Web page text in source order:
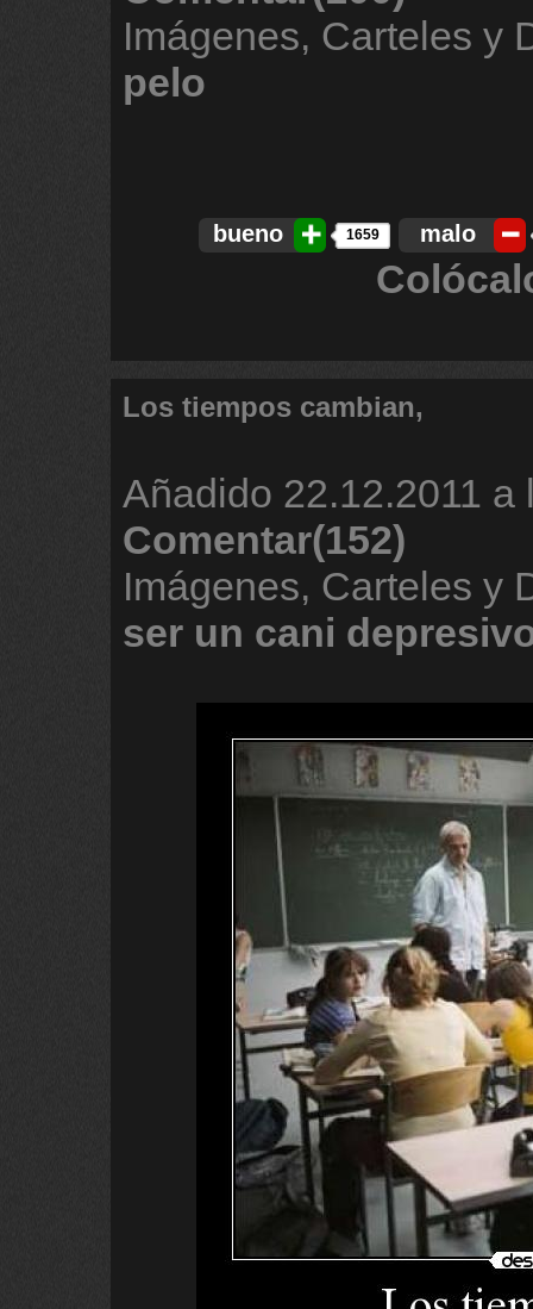
Imágenes, Carteles y
pelo
bueno 1659 malo
Los tiempos cambian,
Añadido 22.12.2011 a
Comentar(152)
Imágenes, Carteles y
ser un cani